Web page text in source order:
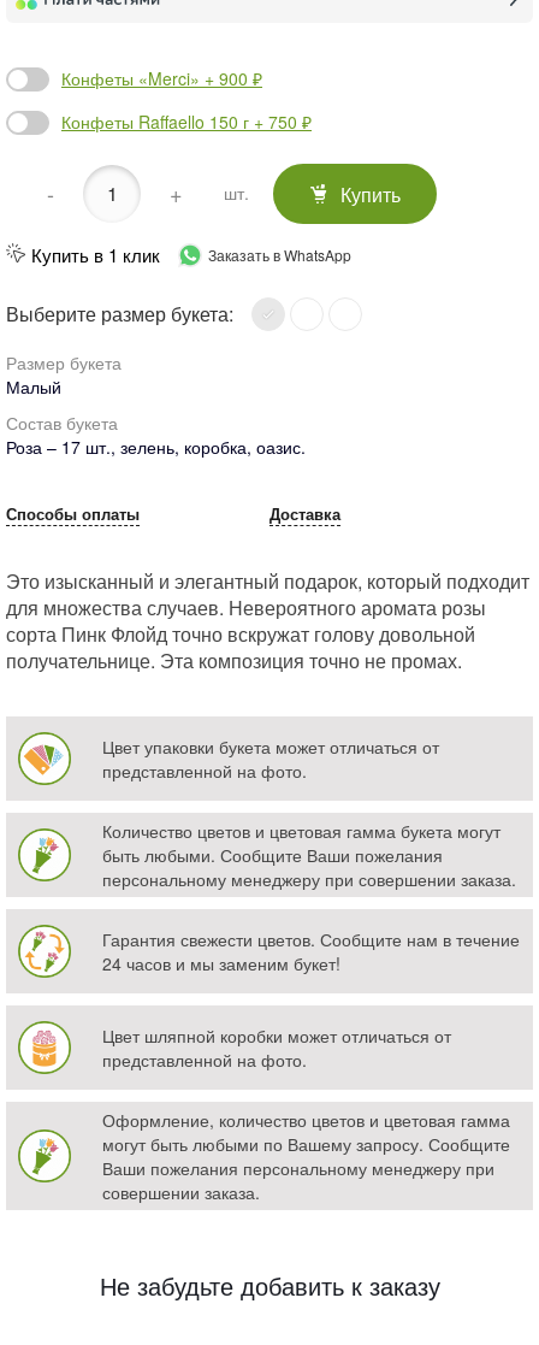
Конфеты «Merci» + 900 ₽
Конфеты Raffaello 150 г + 750 ₽
- + шт. Купить
Купить в 1 клик Заказать в WhatsApp
Выберите размер букета:
Размер букета
Малый
Состав букета
Роза – 17 шт., зелень, коробка, оазис.
Способы оплаты Доставка
Это изысканный и элегантный подарок, который подходит
для множества случаев. Невероятного аромата розы
сорта Пинк Флойд точно вскружат голову довольной
получательнице. Эта композиция точно не промах.
Цвет упаковки букета может отличаться от
представленной на фото.
Количество цветов и цветовая гамма букета могут
быть любыми. Сообщите Ваши пожелания
персональному менеджеру при совершении заказа.
Гарантия свежести цветов. Сообщите нам в течение
24 часов и мы заменим букет!
Цвет шляпной коробки может отличаться от
представленной на фото.
Оформление, количество цветов и цветовая гамма
могут быть любыми по Вашему запросу. Сообщите
Ваши пожелания персональному менеджеру при
совершении заказа.
Не забудьте добавить к заказу